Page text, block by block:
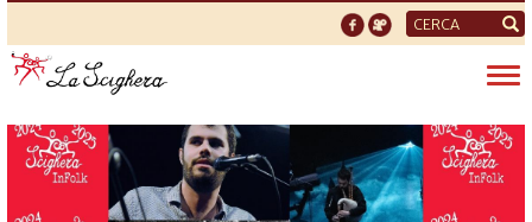
Form
di
ricerca